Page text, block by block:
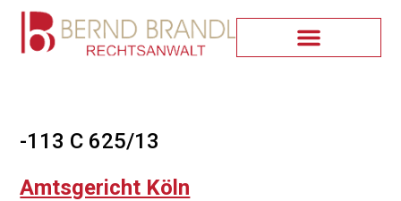
-113 C 625/13
Amtsgericht Köln